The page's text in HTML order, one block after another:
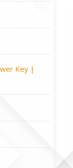
Key |